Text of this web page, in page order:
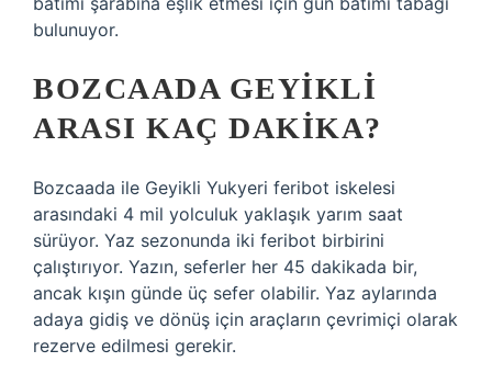
bulunuyor.
BOZCAADA GEYIKLI
ARASI KAÇ DAKIKA?
Bozcaada ile Geyikli Yukyeri feribot iskelesi
arasındaki 4 mil yolculuk yaklaşık yarım saat
sürüyor. Yaz sezonunda iki feribot birbirini
çalıştırıyor. Yazın, seferler her 45 dakikada bir,
ancak kışın günde üç sefer olabilir. Yaz aylarında
adaya gidiş ve dönüş için araçların çevrimiçi olarak
rezerve edilmesi gerekir.